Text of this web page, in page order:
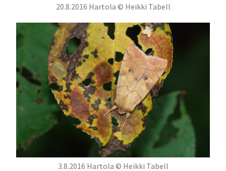
20.8.2016 Hartola © Heikki Tabell
3.8.2016 Hartola © Heikki Tabell